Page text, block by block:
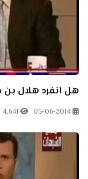
هل انفرد هلال بن
05-06-2014
4.641